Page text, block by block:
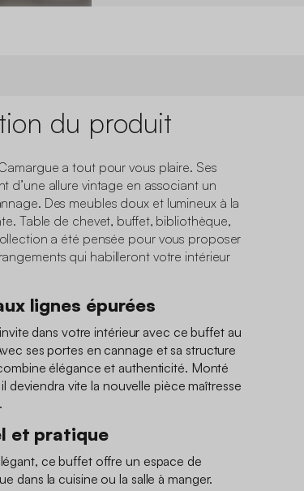
du produit
a tout pour vous plaire. Ses
d’une allure vintage en associant un
Des meubles doux et lumineux à la
Table de chevet, buffet, bibliothèque,
a été pensée pour vous proposer
qui habilleront votre intérieur
lignes épurées
dans votre intérieur avec ce buffet au
ses portes en cannage et sa structure
élégance et authenticité. Monté
deviendra vite la nouvelle pièce maîtresse
et pratique
ce buffet offre un espace de
dans la cuisine ou la salle à manger.